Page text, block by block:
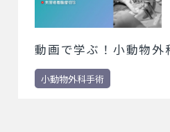
動画で学ぶ！小動物外
小動物外科手術